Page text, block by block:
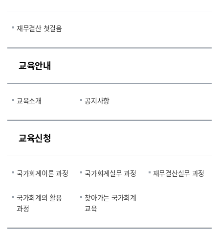
재무결산 첫걸음
교육안내
교육소개 공지사항
교육신청
국가회계이론 과정 국가회계실무 과정 재무결산실무 과정
국가회계의 활용
과정
찾아가는 국가회계
교육